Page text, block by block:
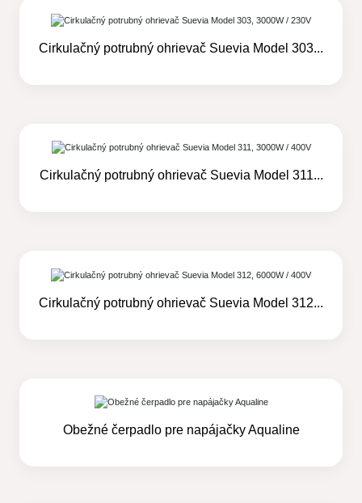
Cirkulačný potrubný ohrievač Suevia Model 303...
Cirkulačný potrubný ohrievač Suevia Model 311...
Cirkulačný potrubný ohrievač Suevia Model 312...
Obežné čerpadlo pre napájačky Aqualine